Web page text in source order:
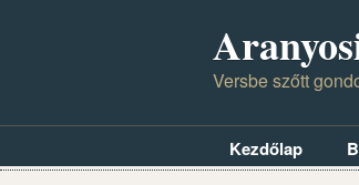
Versbe szőtt
Kezdőlap